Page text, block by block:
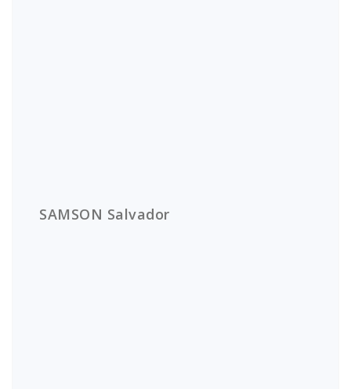
SAMSON Salvador